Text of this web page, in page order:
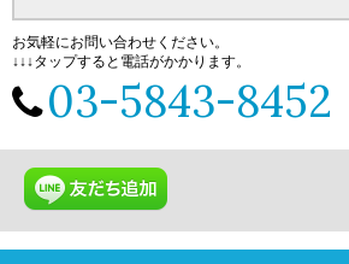
お気軽にお問い合わせください。
↓↓↓タップすると電話がかかります。
03-5843-8452